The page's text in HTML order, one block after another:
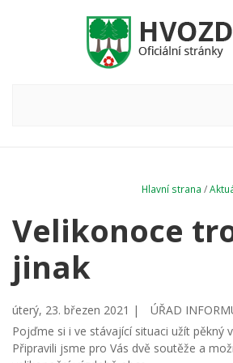
Hlavní strana /
Velikonoce
jinak
úterý, 23. březen 2021 |
ÚŘAD
Pojďme si i ve stávající situaci užít pěkný
Připravili jsme pro Vás dvě soutěže a